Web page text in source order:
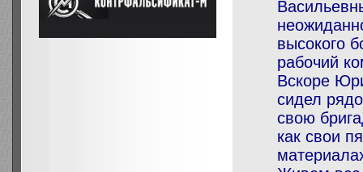
высокого
рабочий
Вскоре
сидел
свою
как свои